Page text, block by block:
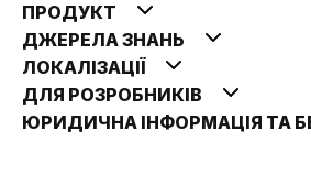
ПРОДУКТ
ДЖЕРЕЛА ЗНАНЬ
ЛОКАЛІЗАЦІЇ
ДЛЯ РОЗРОБНИКІВ
ЮРИДИЧНА ІНФОРМАЦІЯ ТА